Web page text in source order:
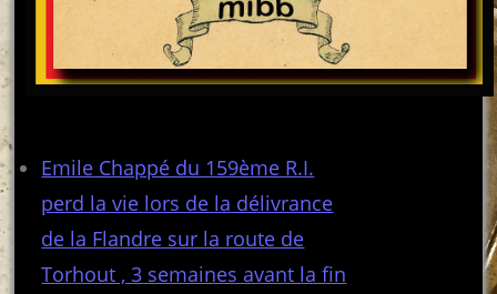
Emile Chappé du 159ème R.I.
perd la vie lors de la délivrance
de la Flandre sur la route de
Torhout , 3 semaines avant la fin